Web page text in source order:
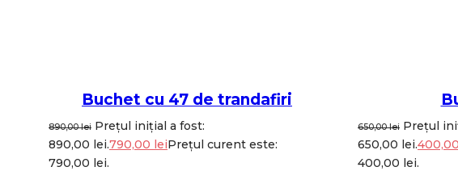
Buchet cu 47 de trandafiri
890,00lei Prețul inițial a fost:
890,00 lei.790,00 leiPrețul curent este:
790,00 lei.
650,00lei Prețul
650,00 lei.
400,00 lei.